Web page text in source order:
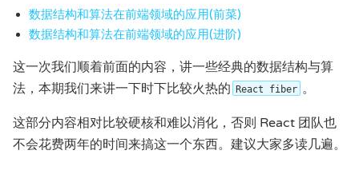
数据结构和算法在前端领域的应用(前菜)
数据结构和算法在前端领域的应用(进阶)
这一次我们顺着前面的内容，讲一些经典的数据结构与算
法，本期我们来讲一下时下比较火热的
React fiber 。
这部分内容相对比较硬核和难以消化，否则 React 团队也
不会花费两年的时间来搞这一个东西。建议大家多读几遍。